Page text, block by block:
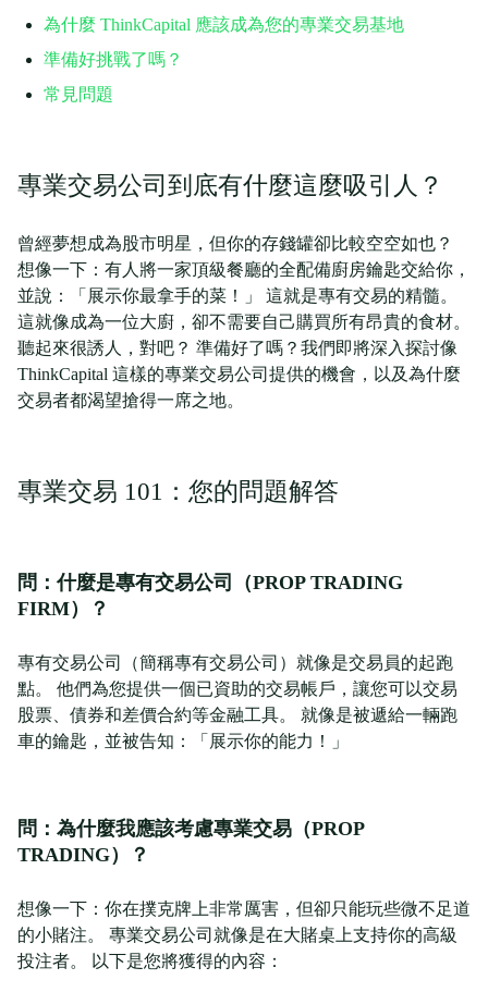
為什麼 ThinkCapital 應該成為您的專業交易基地
準備好挑戰了嗎？
常見問題
專業交易公司到底有什麼這麼吸引人？
曾經夢想成為股市明星，但你的存錢罐卻比較空空如也？
想像一下：有人將一家頂級餐廳的全配備廚房鑰匙交給你，
並說：「展示你最拿手的菜！」 這就是專有交易的精髓。
這就像成為一位大廚，卻不需要自己購買所有昂貴的食材。
聽起來很誘人，對吧？ 準備好了嗎？我們即將深入探討像
ThinkCapital 這樣的專業交易公司提供的機會，以及為什麼
交易者都渴望搶得一席之地。
專業交易 101：您的問題解答
問：什麼是專有交易公司（PROP TRADING
FIRM）？
專有交易公司（簡稱專有交易公司）就像是交易員的起跑
點。 他們為您提供一個已資助的交易帳戶，讓您可以交易
股票、債券和差價合約等金融工具。 就像是被遞給一輛跑
車的鑰匙，並被告知：「展示你的能力！」
問：為什麼我應該考慮專業交易（PROP
TRADING）？
想像一下：你在撲克牌上非常厲害，但卻只能玩些微不足道
的小賭注。 專業交易公司就像是在大賭桌上支持你的高級
投注者。 以下是您將獲得的內容：